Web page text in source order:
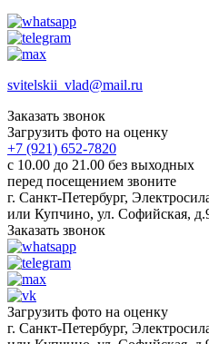
svitelskii_vlad@mail.ru
Заказать звонок
Загрузить фото на оценку
+7 (921) 652-7820
с 10.00 до 21.00 без выходных
перед посещением звоните
г. Санкт-Петербург,
или Купчино, ул. Софийская,
Заказать звонок
Загрузить фото на оценку
г. Санкт-Петербург,